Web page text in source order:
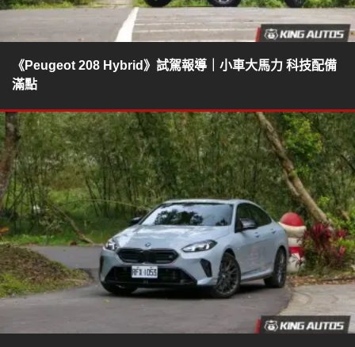
《Peugeot 208 Hybrid》試駕報導｜小車大馬力 科技配備
滿點